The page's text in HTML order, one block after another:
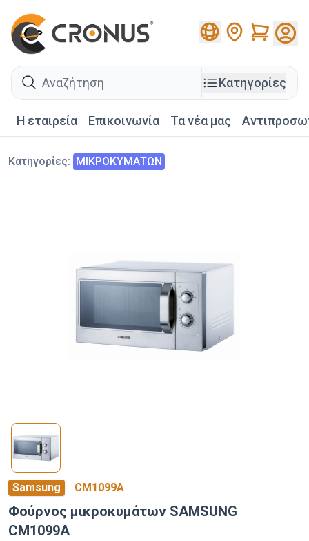
Cart
search
Κατηγορίες
Η εταιρεία Επικοινωνία Τα νέα μας
Κατηγορίες: ΜΙΚΡΟΚΥΜΑΤΩΝ
Samsung CM1099A
Φούρνος μικροκυμάτων SAMSUNG
CM1099A